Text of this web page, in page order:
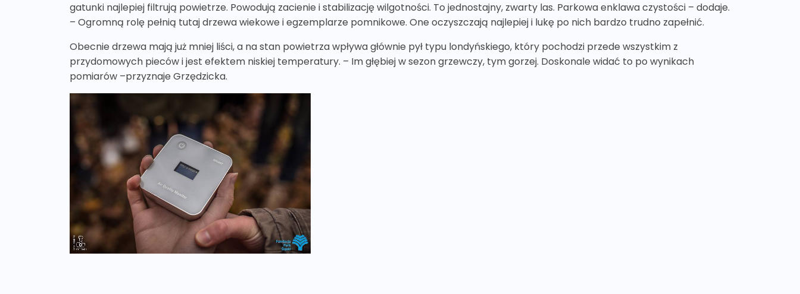
gatunki najlepiej filtrują powietrze. Powodują zacienie i stabilizację wilgotności. To jednostajny, zwarty las. Parkowa enklawa czystości – dodaje.
– Ogromną rolę pełnią tutaj drzewa wiekowe i egzemplarze pomnikowe. One oczyszczają najlepiej i lukę po nich bardzo trudno zapełnić.
Obecnie drzewa mają już mniej liści, a na stan powietrza wpływa głównie pył typu londyńskiego, który pochodzi przede wszystkim z
przydomowych pieców i jest efektem niskiej temperatury. – Im głębiej w sezon grzewczy, tym gorzej. Doskonale widać to po wynikach
pomiarów –przyznaje Grzędzicka.